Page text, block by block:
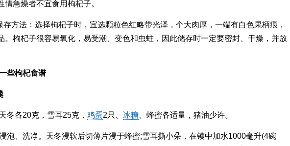
情急燥者不宜食用枸杞子。
存方法：选择枸杞子时，宜选颗粒色红略带光泽，个大肉厚，一端有白色果柄痕，
。枸杞子很容易氧化，易受潮、变色和虫蛀，因此储存时一定要密封、干燥，并放
些枸杞食谱
冬各20克，雪耳25克， 鸡蛋2只、 冰糖 、蜂蜜各适量，猪油少许。
泡、洗净。天冬浸软后切薄片浸于蜂蜜;雪耳撕小朵，在镬中加水1000毫升(4碗